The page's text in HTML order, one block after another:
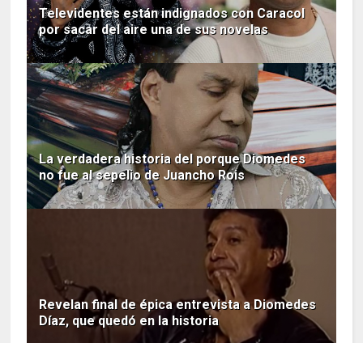
Televidentes están indignados con Caracol
por sacar del aire una de sus novelas
La verdadera historia del porque Diomedes
no fue al sepelio de Juancho Rois
Revelan final de épica entrevista a Diomedes
Díaz, que quedó en la historia